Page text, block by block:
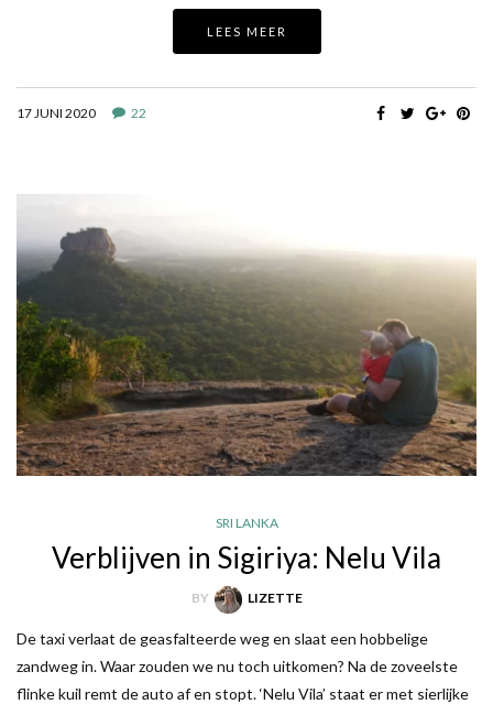
LEES MEER
17 JUNI 2020 22
SRI LANKA
Verblijven in Sigiriya: Nelu Vila
BY LIZETTE
De taxi verlaat de geasfalteerde weg en slaat een hobbelige
zandweg in. Waar zouden we nu toch uitkomen? Na de zoveelste
flinke kuil remt de auto af en stopt. ‘Nelu Vila’ staat er met sierlijke